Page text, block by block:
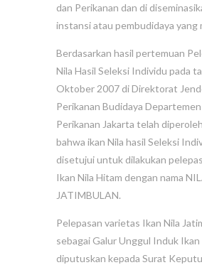
dan Perikanan dan di
instansi atau pembudidaya yang
Berdasarkan hasil pertemuan
Nila Hasil Seleksi Individu pada
Oktober 2007 di Direktorat
Perikanan Budidaya
Perikanan Jakarta telah
bahwa ikan Nila hasil Seleksi
disetujui untuk dilakukan
Ikan Nila Hitam dengan nama
JATIMBULAN.
Pelepasan varietas Ikan Nila
sebagai Galur Unggul Induk Ikan
diputuskan kepada Surat